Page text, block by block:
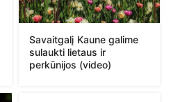
Savaitgalį Kaune galime
sulaukti lietaus ir
perkūnijos (video)